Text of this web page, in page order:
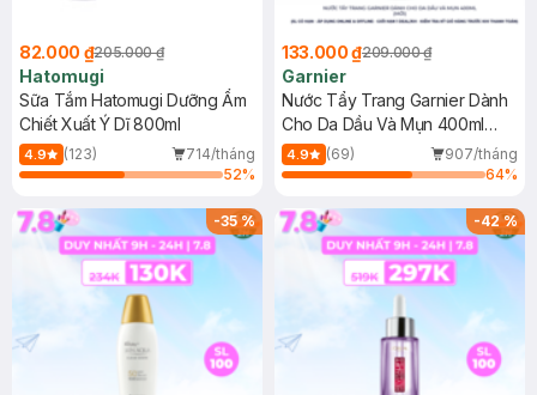
82.000 ₫205.000 ₫
Hatomugi
Sữa Tắm Hatomugi Dưỡng Ẩm
Chiết Xuất Ý Dĩ 800ml
4.9 (123)
714/tháng
52%
133.000 ₫209.000 ₫
Garnier
Nước Tẩy Trang Garnier Dành
Cho Da Dầu Và Mụn 400ml
(Mới)
4.9 (69)
907/tháng
64%
-35% -42%